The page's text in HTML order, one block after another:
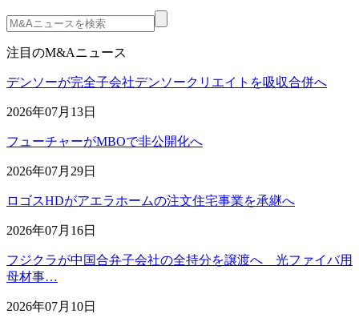
注目のM&Aニュース
デンソーが完全子会社デンソークリエイトを吸収合併へ
2026年07月13日
フューチャーがMBOで非公開化へ
2026年07月29日
ロゴスHDがアエラホームの注文住宅事業を承継へ
2026年07月16日
フジクラが中国合弁子会社の全持分を譲渡へ 光ファイバ用
母材事…
2026年07月10日